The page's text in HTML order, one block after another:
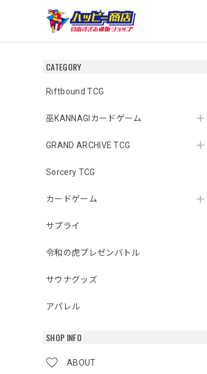
CATEGORY
Riftbound TCG
巫KANNAGIカードゲーム
GRAND ARCHIVE TCG
Sorcery TCG
カードゲーム
サプライ
令和の虎プレゼンバトル
サウナグッズ
アパレル
SHOP INFO
ABOUT